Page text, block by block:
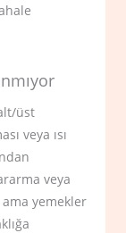
üst
veya ısı
veya
ama yemekler